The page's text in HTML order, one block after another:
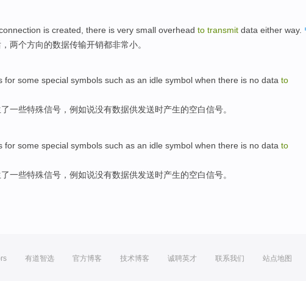
is created , there is very small overhead to transmit data either way.
， 两个方向的数据传输开销都非常小。
for some special symbols such as an idle symbol when there is no data to
了一些特殊信号， 例如说没有数据供发送时产生的空白信号。
for some special symbols such as an idle symbol when there is no data to
了一些特殊信号， 例如说没有数据供发送时产生的空白信号。
有道智选 官方博客 技术博客 诚聘英才 联系我们 站点地图